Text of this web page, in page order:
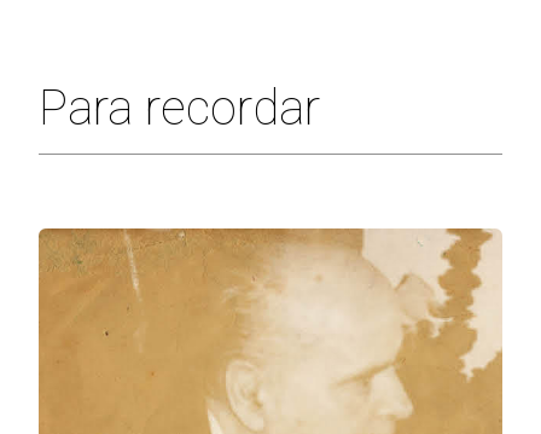
Para recordar